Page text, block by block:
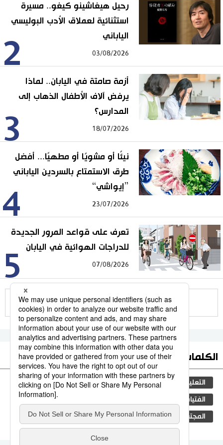
2
رحيل هيغاشينو كيغو.. مسيرة
استثنائية لعملاق الأدب البوليسي
الياباني
03/08/2026
3
أزمة صامتة في اليابان.. لماذا
يرفض آلاف الأطفال الذهاب إلى
المدارس؟
18/07/2026
4
نيئًا أو مشويًا أو مطهيًا... أفضل
طرق الاستمتاع بالسردين الياباني
”إيواشي“
23/07/2026
5
تعرف على قواعد المرور الجديدة
للدراجات الهوائية في اليابان
07/08/2026
للمزيد
الكلمات الأكثر بحثا
التعليم الياباني مجتمع طوكيو الجنس
الفتيات فن
المجتمع الياباني